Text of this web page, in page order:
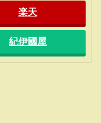
楽天
紀伊國屋